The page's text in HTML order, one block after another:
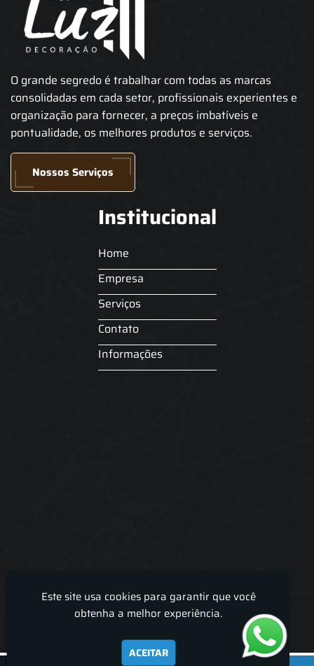
O grande segredo é trabalhar com todas as marcas
consolidadas em cada setor, profissionais experientes e
organização para fornecer, a preços imbatíveis e
pontualidade, os melhores produtos e serviços.
Nossos Serviços
Institucional
Home
Empresa
Serviços
Contato
Informações
Lira Luz Decor - Cortinas sob medidas e persianas
Este site usa cookies para garantir que você
obtenha a melhor experiência.
ACEITAR